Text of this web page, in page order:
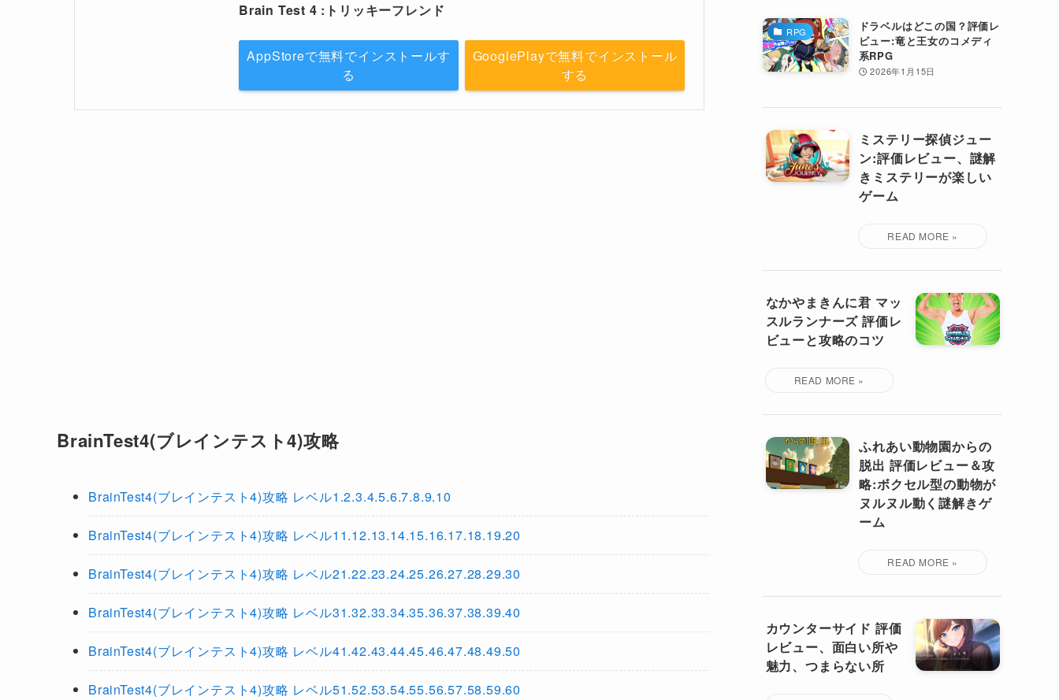
Brain Test 4 :トリッキーフレンド
AppStoreで無料でインストールす
る
GooglePlayで無料でインストール
する
BrainTest4(ブレインテスト4)攻略
BrainTest4(ブレインテスト4)攻略 レベル1.2.3.4.5.6.7.8.9.10
BrainTest4(ブレインテスト4)攻略 レベル11.12.13.14.15.16.17.18.19.20
BrainTest4(ブレインテスト4)攻略 レベル21.22.23.24.25.26.27.28.29.30
BrainTest4(ブレインテスト4)攻略 レベル31.32.33.34.35.36.37.38.39.40
BrainTest4(ブレインテスト4)攻略 レベル41.42.43.44.45.46.47.48.49.50
BrainTest4(ブレインテスト4)攻略 レベル51.52.53.54.55.56.57.58.59.60
RPG
ドラベルはどこの国？評価レ
ビュー:竜と王女のコメディ
系RPG
2026年1月15日
ミステリー探偵ジュー
ン:評価レビュー、謎解
きミステリーが楽しい
ゲーム
なかやまきんに君 マッ
スルランナーズ 評価レ
ビューと攻略のコツ
ふれあい動物園からの
脱出 評価レビュー＆攻
略:ボクセル型の動物が
ヌルヌル動く謎解きゲ
ーム
カウンターサイド 評価
レビュー、面白い所や
魅力、つまらない所